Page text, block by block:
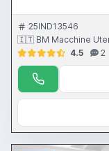
25IND13546
🇮🇹 BM Macchine
4.5
2